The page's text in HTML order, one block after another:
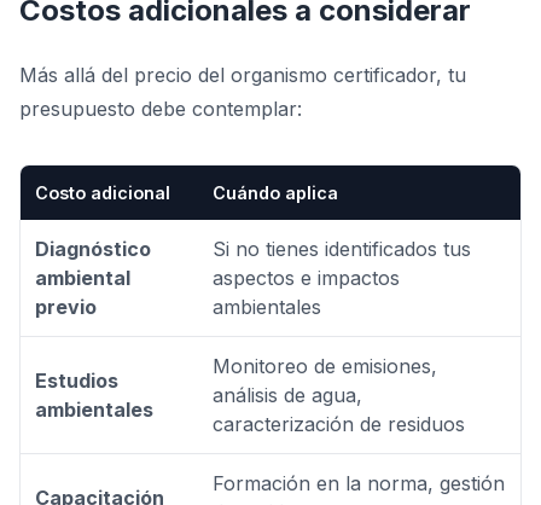
Costos adicionales a considerar
Más allá del precio del organismo certificador, tu
presupuesto debe contemplar:
Costo adicional Cuándo aplica
Diagnóstico
ambiental
previo
Si no tienes identificados tus
aspectos e impactos
ambientales
Estudios
ambientales
Monitoreo de emisiones,
análisis de agua,
caracterización de residuos
Capacitación
Formación en la norma, gestión